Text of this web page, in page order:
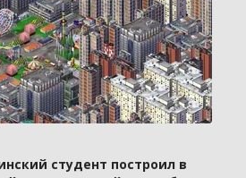
студент построил в